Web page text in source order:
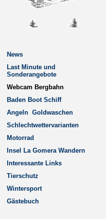
News
Last Minute und
Sonderangebote
Webcam Bergbahn
Baden Boot Schiff
Angeln Goldwaschen
Schlechtwettervarianten
Motorrad
Insel La Gomera Wandern
Interessante Links
Tierschutz
Wintersport
Gästebuch